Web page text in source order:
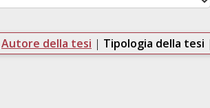
Autore della tesi | Tipologia della tesi